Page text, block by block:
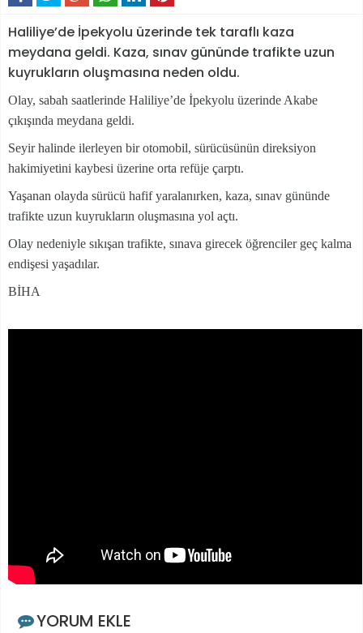
Haliliye’de İpekyolu üzerinde tek taraflı kaza
meydana geldi. Kaza, sınav gününde trafikte uzun
kuyrukların oluşmasına neden oldu.
Olay, sabah saatlerinde Haliliye’de İpekyolu üzerinde Akabe
çıkışında meydana geldi.
Seyir halinde ilerleyen bir otomobil, sürücüsünün direksiyon
hakimiyetini kaybesi üzerine orta refüje çarptı.
Yaşanan olayda sürücü hafif yaralanırken, kaza, sınav gününde
trafikte uzun kuyrukların oluşmasına yol açtı.
Olay nedeniyle sıkışan trafikte, sınava girecek öğrenciler geç kalma
endişesi yaşadılar.
BİHA
YORUM EKLE